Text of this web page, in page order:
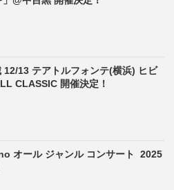
12/13 テアトルフォンテ(横浜) ヒビ
CLASSIC 開催決定！
オール ジャンル コンサート 2025